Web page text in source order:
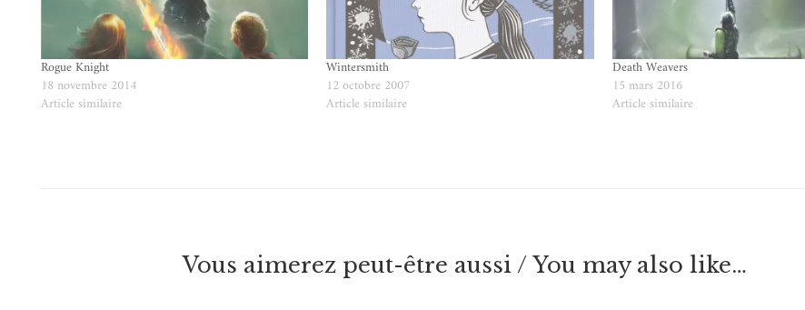
Rogue Knight
18 novembre 2014
Article similaire
Wintersmith
12 octobre 2007
Article similaire
Death Weavers
15 mars 2016
Article similaire
Vous aimerez peut-être aussi / You may also like…